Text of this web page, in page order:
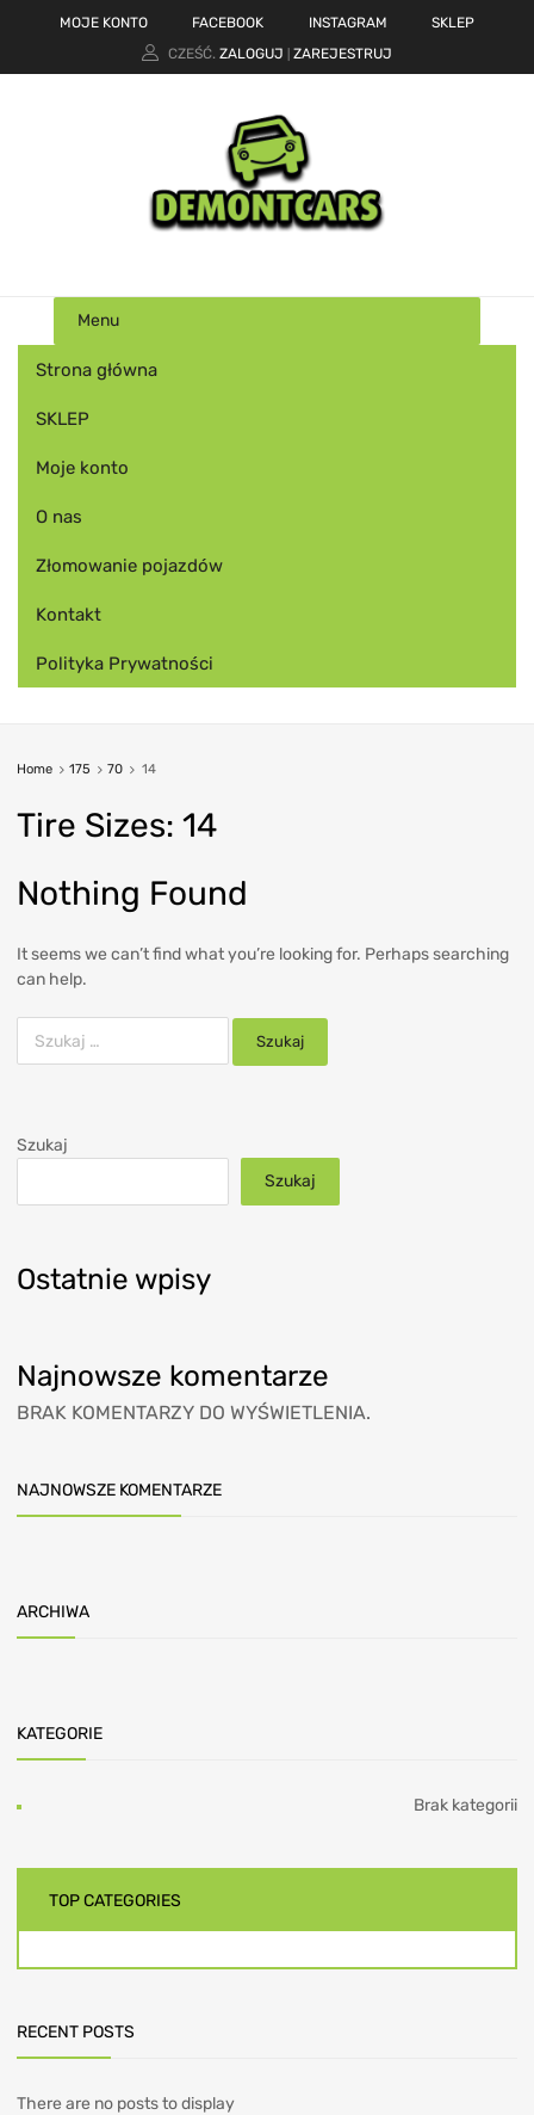
MOJE KONTO FACEBOOK INSTAGRAM
SKLEP
CZEŚĆ. ZALOGUJ ZAREJESTRUJ
Menu
Strona główna
SKLEP
Moje konto
O nas
Złomowanie pojazdów
Kontakt
Polityka Prywatności
Home 175 70 14
Tire Sizes: 14
Nothing Found
It seems we can’t find what you’re looking for. Perhaps searching
can help.
Szukaj
Szukaj
Ostatnie wpisy
Najnowsze komentarze
BRAK KOMENTARZY DO WYŚWIETLENIA.
NAJNOWSZE KOMENTARZE
ARCHIWA
KATEGORIE
Brak kategorii
TOP CATEGORIES
RECENT POSTS
There are no posts to display